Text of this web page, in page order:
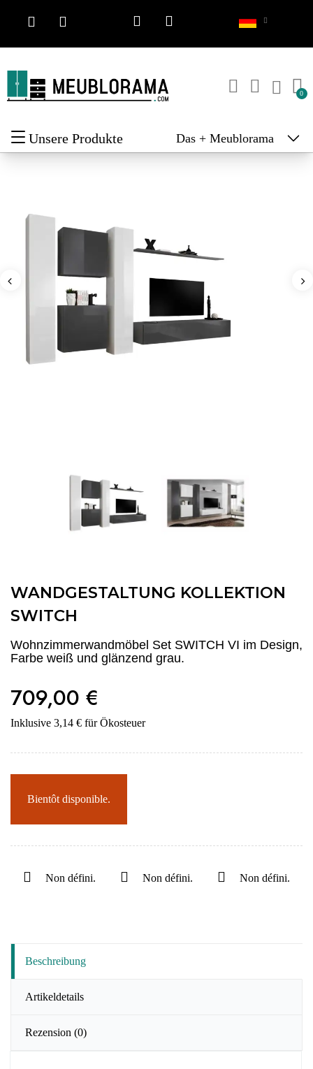
Unsere Produkte Das + Meublorama
WANDGESTALTUNG KOLLEKTION
SWITCH
Wohnzimmerwandmöbel Set SWITCH VI im Design,
Farbe weiß und glänzend grau.
709,00 €
Inklusive 3,14 € für Ökosteuer
Bientôt disponible.
Non défini. Non défini. Non défini.
Beschreibung
Artikeldetails
Rezension (0)